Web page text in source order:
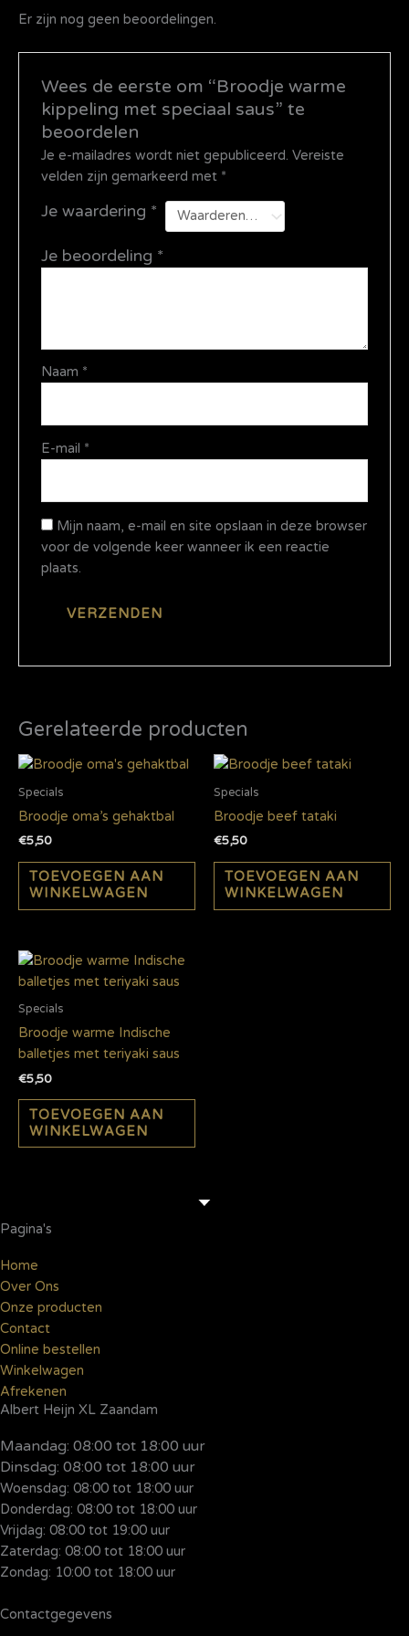
Er zijn nog geen beoordelingen.
Wees de eerste om “Broodje warme
kippeling met speciaal saus” te
beoordelen
Je e-mailadres wordt niet gepubliceerd. Vereiste
velden zijn gemarkeerd met *
Je waardering *
Je beoordeling *
Naam *
E-mail *
Mijn naam, e-mail en site opslaan in deze browser
voor de volgende keer wanneer ik een reactie
plaats.
Gerelateerde producten
Specials
Broodje oma’s gehaktbal
€5,50
TOEVOEGEN AAN
WINKELWAGEN
Specials
Broodje beef tataki
€5,50
TOEVOEGEN AAN
WINKELWAGEN
Specials
Broodje warme Indische
balletjes met teriyaki saus
€5,50
TOEVOEGEN AAN
WINKELWAGEN
Pagina's
Home
Over Ons
Onze producten
Contact
Online bestellen
Winkelwagen
Afrekenen
Albert Heijn XL Zaandam
Maandag: 08:00 tot 18:00 uur
Dinsdag: 08:00 tot 18:00 uur
Woensdag: 08:00 tot 18:00 uur
Donderdag: 08:00 tot 18:00 uur
Vrijdag: 08:00 tot 19:00 uur
Zaterdag: 08:00 tot 18:00 uur
Zondag: 10:00 tot 18:00 uur
Contactgegevens